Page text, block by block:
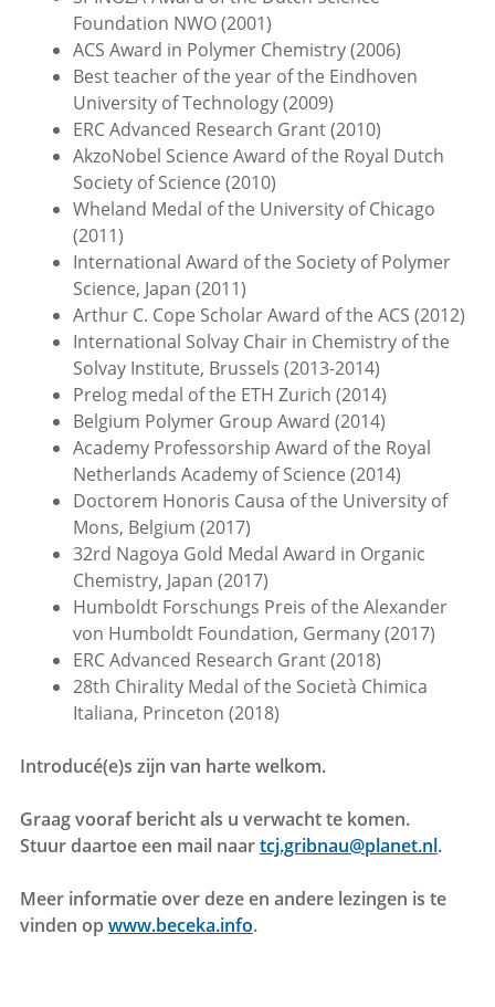
Foundation NWO (2001)
ACS Award in Polymer Chemistry (2006)
Best teacher of the year of the Eindhoven
University of Technology (2009)
ERC Advanced Research Grant (2010)
AkzoNobel Science Award of the Royal Dutch
Society of Science (2010)
Wheland Medal of the University of Chicago
(2011)
International Award of the Society of Polymer
Science, Japan (2011)
Arthur C. Cope Scholar Award of the ACS (2012)
International Solvay Chair in Chemistry of the
Solvay Institute, Brussels (2013-2014)
Prelog medal of the ETH Zurich (2014)
Belgium Polymer Group Award (2014)
Academy Professorship Award of the Royal
Netherlands Academy of Science (2014)
Doctorem Honoris Causa of the University of
Mons, Belgium (2017)
32rd Nagoya Gold Medal Award in Organic
Chemistry, Japan (2017)
Humboldt Forschungs Preis of the Alexander
von Humboldt Foundation, Germany (2017)
ERC Advanced Research Grant (2018)
28th Chirality Medal of the Società Chimica
Italiana, Princeton (2018)
Introducé(e)s zijn van harte welkom.
Graag vooraf bericht als u verwacht te komen.
Stuur daartoe een mail naartcj.gribnau@planet.nl.
Meer informatie over deze en andere lezingen is te
vinden op www.beceka.info.